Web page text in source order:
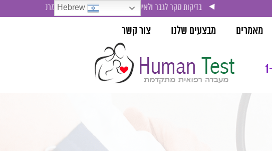
בדיקות סקר לגבר ולאישה , בדיקת סימני סרטן ( אונקו-מרקרים)
מאמרים מבצעים שלנו צור קשר
Hebrew